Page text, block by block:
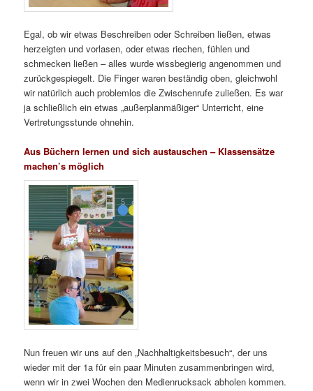
Egal, ob wir etwas Beschreiben oder Schreiben ließen, etwas
herzeigten und vorlasen, oder etwas riechen, fühlen und
schmecken ließen – alles wurde wissbegierig angenommen und
zurückgespiegelt. Die Finger waren beständig oben, gleichwohl
wir natürlich auch problemlos die Zwischenrufe zuließen. Es war
ja schließlich ein etwas „außerplanmäßiger“ Unterricht, eine
Vertretungsstunde ohnehin.
Aus Büchern lernen und sich austauschen – Klassensätze
machen’s möglich
Nun freuen wir uns auf den „Nachhaltigkeitsbesuch“, der uns
wieder mit der 1a für ein paar Minuten zusammenbringen wird,
wenn wir in zwei Wochen den Medienrucksack abholen kommen.